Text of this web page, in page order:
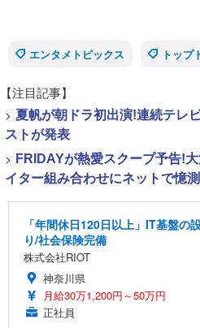
エンタメトピックス
トップ
【注目記事】
> 夏帆が朝ドラ初出演!連続テレ
ストが発表
> FRIDAYが熱愛スクープ予告!
イター組み合わせにネットで憶
「年間休日120日以上」IT基盤の
り/社会保険完備
株式会社RIOT
神奈川県
月給30万1,200円～50万円
正社員